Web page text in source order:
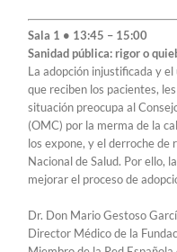
Sala 1 • 13:45 – 15:00
Sanidad pública: rigor o
La adopción injustificada y
que reciben los pacientes,
situación preocupa al
(OMC) por la merma de la
los expone, y el derroche de
Nacional de Salud. Por ello,
mejorar el proceso de
Dr. Don Mario Gestoso
Director Médico de la